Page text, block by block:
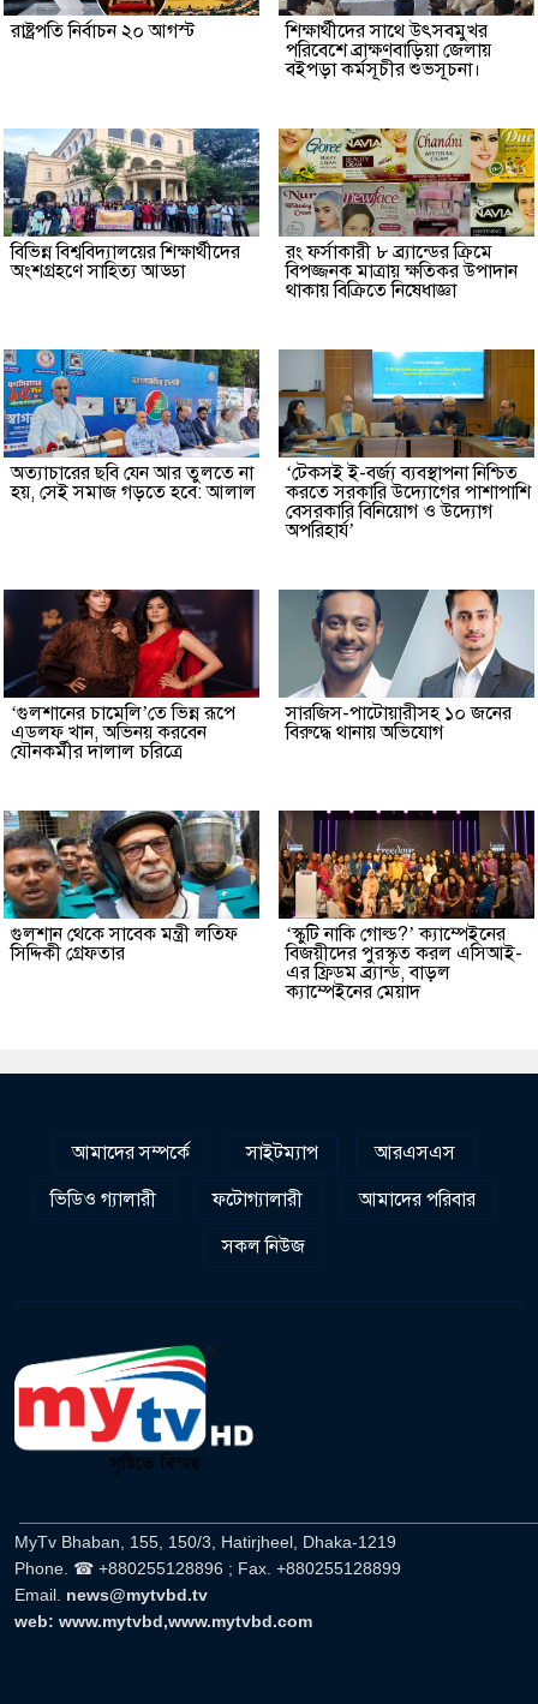
রাষ্ট্রপতি নির্বাচন ২০ আগস্ট
শিক্ষার্থীদের সাথে উৎসবমুখর
পরিবেশে ব্রাক্ষণবাড়িয়া জেলায়
বইপড়া কর্মসূচীর শুভসূচনা।
বিভিন্ন বিশ্ববিদ্যালয়ের শিক্ষার্থীদের
অংশগ্রহণে সাহিত্য আড্ডা
রং ফর্সাকারী ৮ ব্র্যান্ডের ক্রিমে
বিপজ্জনক মাত্রায় ক্ষতিকর উপাদান
থাকায় বিক্রিতে নিষেধাজ্ঞা
অত্যাচারের ছবি যেন আর তুলতে না
হয়, সেই সমাজ গড়তে হবে: আলাল
‘টেকসই ই-বর্জ্য ব্যবস্থাপনা নিশ্চিত
করতে সরকারি উদ্যোগের পাশাপাশি
বেসরকারি বিনিয়োগ ও উদ্যোগ
অপরিহার্য’
‘গুলশানের চামেলি’তে ভিন্ন রূপে
এডলফ খান, অভিনয় করবেন
যৌনকর্মীর দালাল চরিত্রে
সারজিস-পাটোয়ারীসহ ১০ জনের
বিরুদ্ধে থানায় অভিযোগ
গুলশান থেকে সাবেক মন্ত্রী লতিফ
সিদ্দিকী গ্রেফতার
‘স্কুটি নাকি গোল্ড?’ ক্যাম্পেইনের
বিজয়ীদের পুরস্কৃত করল এসিআই-
এর ফ্রিডম ব্র্যান্ড, বাড়ল
ক্যাম্পেইনের মেয়াদ
আমাদের সম্পর্কে সাইটম্যাপ
আরএসএস
ভিডিও গ্যালারী
ফটোগ্যালারী
আমাদের পরিবার
সকল নিউজ
MyTv Bhaban, 155, 150/3, Hatirjheel, Dhaka-1219
Phone. ☎ +880255128896 ; Fax. +880255128899
Email. news@mytvbd.tv
web: www.mytvbd,www.mytvbd.com